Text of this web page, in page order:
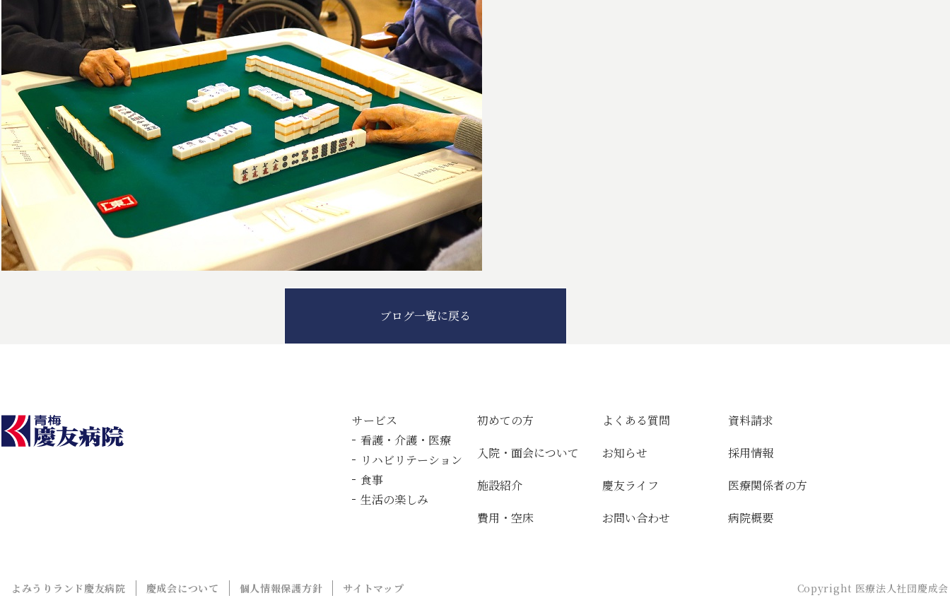
ブログ一覧に戻る
サービス
看護・介護・医療
リハビリテーション
食事
生活の楽しみ
初めての方
入院・面会について
施設紹介
費用・空床
よくある質問
お知らせ
慶友ライフ
お問い合わせ
資料請求
採用情報
医療関係者の方
病院概要
よみうりランド慶友病院 慶成会について 個人情報保護方針 サイトマップ Copyright 医療法人社団慶成会